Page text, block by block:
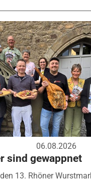
06.08.2026
sind gewappnet
13. Rhöner